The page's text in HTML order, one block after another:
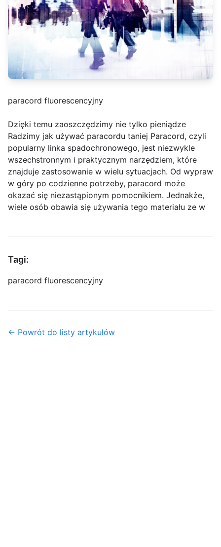
paracord fluorescencyjny
Dzięki temu zaoszczędzimy nie tylko pieniądze
Radzimy jak używać paracordu taniej Paracord, czyli
popularny linka spadochronowego, jest niezwykle
wszechstronnym i praktycznym narzędziem, które
znajduje zastosowanie w wielu sytuacjach. Od wypraw
w góry po codzienne potrzeby, paracord może
okazać się niezastąpionym pomocnikiem. Jednakże,
wiele osób obawia się używania tego materiału ze w
Tagi:
paracord fluorescencyjny
← Powrót do listy artykułów